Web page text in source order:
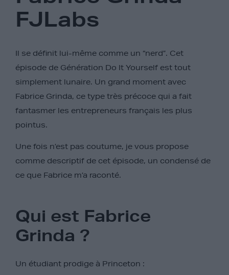
FJLabs
Il se définit lui-même comme un “nerd”. Cet
épisode de Génération Do It Yourself est tout
simplement lunaire. Un grand moment avec
Fabrice Grinda, ce type très précoce qui a fait
fantasmer les entrepreneurs français les plus
pointus.
Une fois n’est pas coutume, je vous propose
comme descriptif de cet épisode, un condensé de
ce que Fabrice m’a raconté.
Qui est Fabrice
Grinda ?
Un étudiant prodige à Princeton :